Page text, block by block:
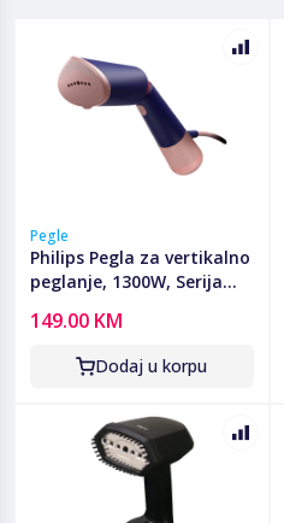
Pegle
Philips Pegla za vertikalno
peglanje, 1300W, Serija
149.00 KM
Dodaj u korpu